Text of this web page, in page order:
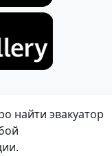
найти эвакуатор